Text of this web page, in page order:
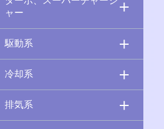
ャー
駆動系
冷却系
排気系